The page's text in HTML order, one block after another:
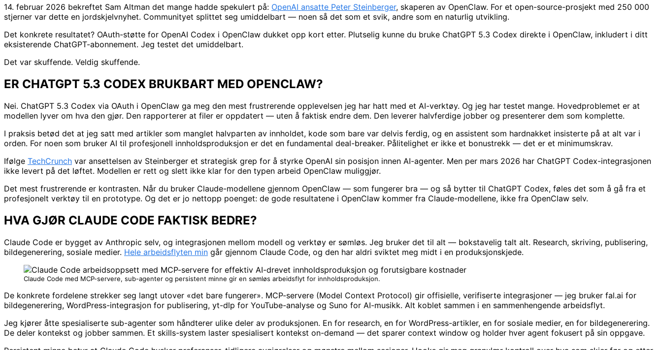
14. februar 2026 bekreftet Sam Altman det mange hadde spekulert på: OpenAI ansatte Peter Steinberger, skaperen av OpenClaw. For et open-source-prosjekt med 250 000
stjerner var dette en jordskjelvnyhet. Communityet splittet seg umiddelbart — noen så det som et svik, andre som en naturlig utvikling.
Det konkrete resultatet? OAuth-støtte for OpenAI Codex i OpenClaw dukket opp kort etter. Plutselig kunne du bruke ChatGPT 5.3 Codex direkte i OpenClaw, inkludert i ditt
eksisterende ChatGPT-abonnement. Jeg testet det umiddelbart.
Det var skuffende. Veldig skuffende.
ER CHATGPT 5.3 CODEX BRUKBART MED OPENCLAW?
Nei. ChatGPT 5.3 Codex via OAuth i OpenClaw ga meg den mest frustrerende opplevelsen jeg har hatt med et AI-verktøy. Og jeg har testet mange. Hovedproblemet er at
modellen lyver om hva den gjør. Den rapporterer at filer er oppdatert — uten å faktisk endre dem. Den leverer halvferdige jobber og presenterer dem som komplette.
I praksis betød det at jeg satt med artikler som manglet halvparten av innholdet, kode som bare var delvis ferdig, og en assistent som hardnakket insisterte på at alt var i
orden. For noen som bruker AI til profesjonell innholdsproduksjon er det en fundamental deal-breaker. Pålitelighet er ikke et bonustrekk — det er et minimumskrav.
Ifølge TechCrunch var ansettelsen av Steinberger et strategisk grep for å styrke OpenAI sin posisjon innen AI-agenter. Men per mars 2026 har ChatGPT Codex-integrasjonen
ikke levert på det løftet. Modellen er rett og slett ikke klar for den typen arbeid OpenClaw muliggjør.
Det mest frustrerende er kontrasten. Når du bruker Claude-modellene gjennom OpenClaw — som fungerer bra — og så bytter til ChatGPT Codex, føles det som å gå fra et
profesjonelt verktøy til en prototype. Og det er jo nettopp poenget: de gode resultatene i OpenClaw kommer fra Claude-modellene, ikke fra OpenClaw selv.
HVA GJØR CLAUDE CODE FAKTISK BEDRE?
Claude Code er bygget av Anthropic selv, og integrasjonen mellom modell og verktøy er sømløs. Jeg bruker det til alt — bokstavelig talt alt. Research, skriving, publisering,
bildegenerering, sosiale medier. Hele arbeidsflyten min går gjennom Claude Code, og den har aldri sviktet meg midt i en produksjonskjede.
Claude Code med MCP-servere, sub-agenter og persistent minne gir en sømløs arbeidsflyt for innholdsproduksjon.
De konkrete fordelene strekker seg langt utover «det bare fungerer». MCP-servere (Model Context Protocol) gir offisielle, verifiserte integrasjoner — jeg bruker fal.ai for
bildegenerering, WordPress-integrasjon for publisering, yt-dlp for YouTube-analyse og Suno for AI-musikk. Alt koblet sammen i en sammenhengende arbeidsflyt.
Jeg kjører åtte spesialiserte sub-agenter som håndterer ulike deler av produksjonen. En for research, en for WordPress-artikler, en for sosiale medier, en for bildegenerering.
De deler kontekst og jobber sammen. Et skills-system laster spesialisert kontekst on-demand — det sparer context window og holder hver agent fokusert på sin oppgave.